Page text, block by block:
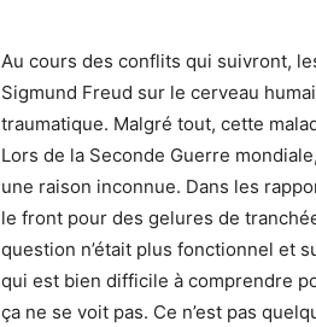
Au cours des conflits qui suivront,
Sigmund Freud sur le cerveau
traumatique. Malgré tout, cette
Lors de la Seconde Guerre
une raison inconnue. Dans les
le front pour des gelures de
question n’était plus fonctionnel et
qui est bien difficile à comprendre
ça ne se voit pas. Ce n’est pas